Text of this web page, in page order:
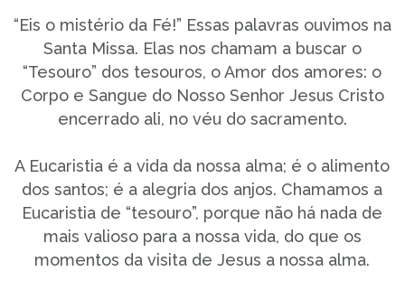
“Eis o mistério da Fé!” Essas palavras ouvimos na
Santa Missa. Elas nos chamam a buscar o
“Tesouro” dos tesouros, o Amor dos amores: o
Corpo e Sangue do Nosso Senhor Jesus Cristo
encerrado ali, no véu do sacramento.
A Eucaristia é a vida da nossa alma; é o alimento
dos santos; é a alegria dos anjos. Chamamos a
Eucaristia de “tesouro”, porque não há nada de
mais valioso para a nossa vida, do que os
momentos da visita de Jesus a nossa alma.